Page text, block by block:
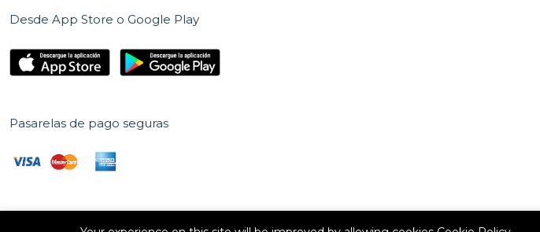
Desde App Store o Google Play
Pasarelas de pago seguras